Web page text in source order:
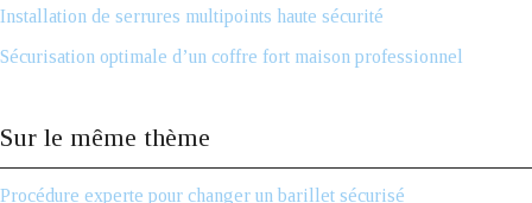
Installation de serrures multipoints haute sécurité
Sécurisation optimale d’un coffre fort maison professionnel
Sur le même thème
Procédure experte pour changer un barillet sécurisé